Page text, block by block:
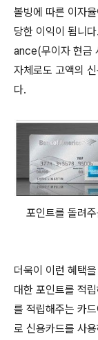
볼빙에 따른 이자
당한 이익이 됩니
ance(무이자 현금
자체로도 고액의
다.
포인트를 돌려
더욱이 이런 혜택
대한 포인트를 적
를 적립해주는 카
로 신용카드를 사